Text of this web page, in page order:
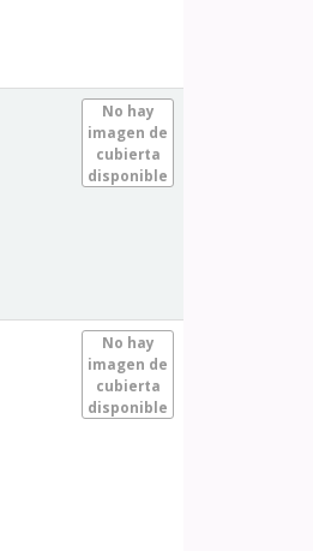
No hay
imagen de
cubierta
disponible
No hay
imagen de
cubierta
disponible